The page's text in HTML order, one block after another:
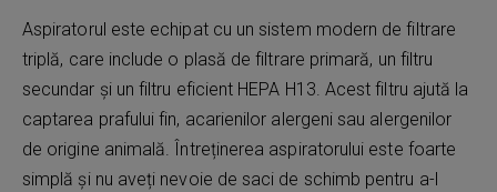
Aspiratorul este echipat cu un sistem modern de filtrare
triplă, care include o plasă de filtrare primară, un filtru
secundar și un filtru eficient HEPA H13. Acest filtru ajută la
captarea prafului fin, acarienilor alergeni sau alergenilor
de origine animală. Întreținerea aspiratorului este foarte
simplă și nu aveți nevoie de saci de schimb pentru a-l